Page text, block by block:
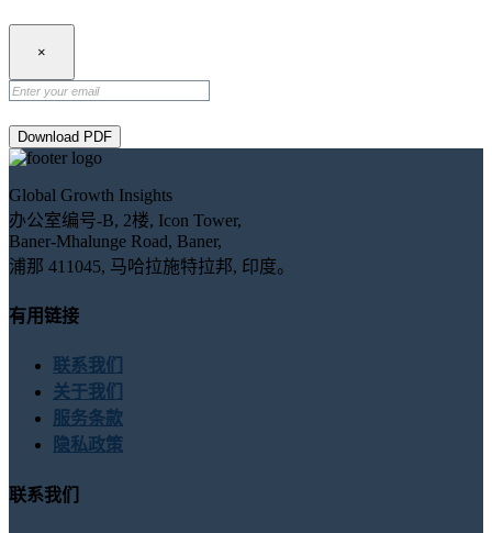
×
Download PDF
Global Growth Insights
办公室编号-B, 2楼, Icon Tower,
Baner-Mhalunge Road, Baner,
浦那 411045, 马哈拉施特拉邦, 印度。
有用链接
联系我们
关于我们
服务条款
隐私政策
联系我们